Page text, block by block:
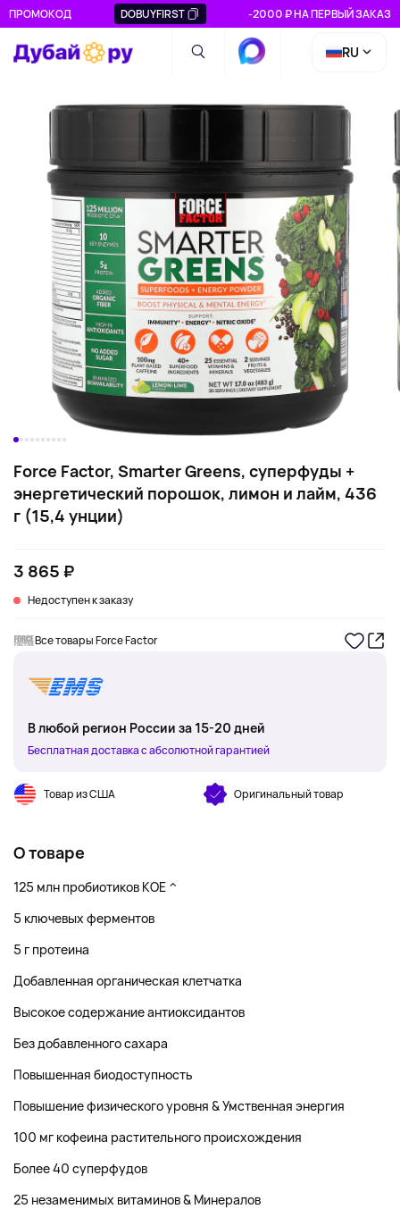
ПРОМОКОД DOBUYFIRST -2000 ₽ НА ПЕРВЫЙ ЗАКАЗ
RU
Force Factor, Smarter Greens, суперфуды +
энергетический порошок, лимон и лайм, 436
г (15,4 унции)
3 865 ₽
Недоступен к заказу
Все товары Force Factor
В любой регион России за 15-20 дней
Бесплатная доставка с абсолютной гарантией
Товар из США Оригинальный товар
О товаре
125 млн пробиотиков КОЕ ^
5 ключевых ферментов
5 г протеина
Добавленная органическая клетчатка
Высокое содержание антиоксидантов
Без добавленного сахара
Повышенная биодоступность
Повышение физического уровня & Умственная энергия
100 мг кофеина растительного происхождения
Более 40 суперфудов
25 незаменимых витаминов & Минералов